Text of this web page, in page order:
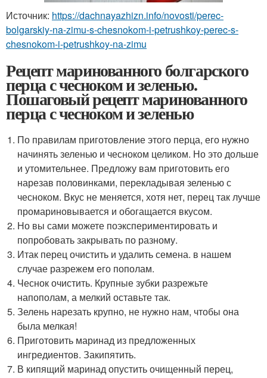
Источник: https://dachnayazhizn.info/novosti/perec-
bolgarskiy-na-zimu-s-chesnokom-i-petrushkoy-perec-s-
chesnokom-i-petrushkoy-na-zimu
Рецепт маринованного болгарского
перца с чесноком и зеленью.
Пошаговый рецепт маринованного
перца с чесноком и зеленью
По правилам приготовление этого перца, его нужно
начинять зеленью и чесноком целиком. Но это дольше
и утомительнее. Предложу вам приготовить его
нарезав половинками, перекладывая зеленью с
чесноком. Вкус не меняется, хотя нет, перец так лучше
промариновывается и обогащается вкусом.
Но вы сами можете поэкспериментировать и
попробовать закрывать по разному.
Итак перец очистить и удалить семена. в нашем
случае разрежем его пополам.
Чеснок очистить. Крупные зубки разрежьте
напополам, а мелкий оставьте так.
Зелень нарезать крупно, не нужно нам, чтобы она
была мелкая!
Приготовить маринад из предложенных
ингредиентов. Закипятить.
В кипящий маринад опустить очищенный перец,